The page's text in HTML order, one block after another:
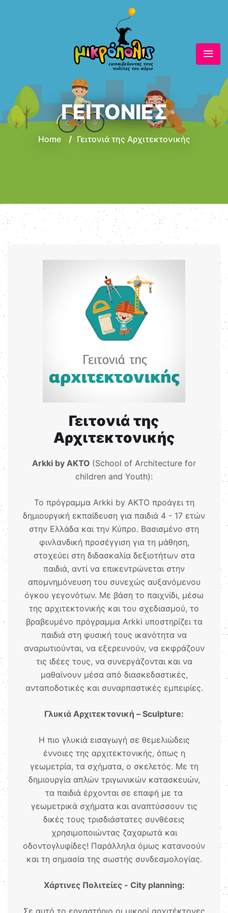
ΓΕΙΤΟΝΙΕΣ
Home / Γειτονιά της Αρχιτεκτονικής
Γειτονιά της
Αρχιτεκτονικής
Arkki by AKTO (School of Architecture for
children and Youth):
Το πρόγραμμα Arkki by AKTO προάγει τη
δημιουργική εκπαίδευση για παιδιά 4 - 17 ετών
στην Ελλάδα και την Κύπρο. Βασισμένο στη
φινλανδική προσέγγιση για τη μάθηση,
στοχεύει στη διδασκαλία δεξιοτήτων στα
παιδιά, αντί να επικεντρώνεται στην
απομνημόνευση του συνεχώς αυξανόμενου
όγκου γεγονότων. Με βάση το παιχνίδι, μέσω
της αρχιτεκτονικής και του σχεδιασμού, το
βραβευμένο πρόγραμμα Arkki υποστηρίζει τα
παιδιά στη φυσική τους ικανότητα να
αναρωτιούνται, να εξερευνούν, να εκφράζουν
τις ιδέες τους, να συνεργάζονται και να
μαθαίνουν μέσα από διασκεδαστικές,
ανταποδοτικές και συναρπαστικές εμπειρίες.
Γλυκιά Αρχιτεκτονική – Sculpture:
Η πιο γλυκιά εισαγωγή σε θεμελιώδεις
έννοιες της αρχιτεκτονικής, όπως η
γεωμετρία, τα σχήματα, ο σκελετός. Με τη
δημιουργία απλών τριγωνικών κατασκευών,
τα παιδιά έρχονται σε επαφή με τα
γεωμετρικά σχήματα και αναπτύσσουν τις
δικές τους τρισδιάστατες συνθέσεις
χρησιμοποιώντας ζαχαρωτά και
οδοντογλυφίδες! Παράλληλα όμως κατανοούν
και τη σημασία της σωστής συνδεσμολογίας.
Χάρτινες Πολιτείες - City planning:
Σε αυτό το εργαστήριο οι μικροί αρχιτέκτονες